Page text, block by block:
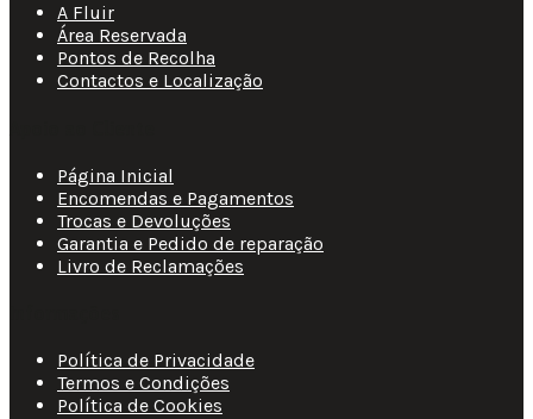
A Fluir
Área Reservada
Pontos de Recolha
Contactos e Localização
Página Inicial
Encomendas e Pagamentos
Trocas e Devoluções
Garantia e Pedido de reparação
Livro de Reclamações
Política de Privacidade
Termos e Condições
Política de Cookies